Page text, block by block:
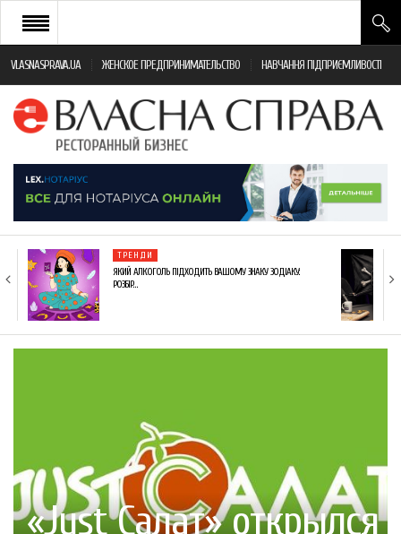
VLASNASPRAVA.UA ЖЕНСКОЕ ПРЕДПРИНИМАТЕЛЬСТВО НАВЧАННЯ ПІДПРИЄМЛИВОСТІ
НОВИНИ РЕСТОРАННОГО БІЗНЕСУ
ЯК ВІДКРИТИ ТА УСПІШНО КЕРУВАТИ
МОНІТОРИНГ ЗАКОНОДАВСТВА
ФРАНЧАЙЗИНГ
КНИГИ
ТРЕНДИ
ЯКИЙ АЛКОГОЛЬ ПІДХОДИТЬ ВАШОМУ ЗНАКУ ЗОДІАКУ:
РОЗБІР…
«Just Салат» открылся